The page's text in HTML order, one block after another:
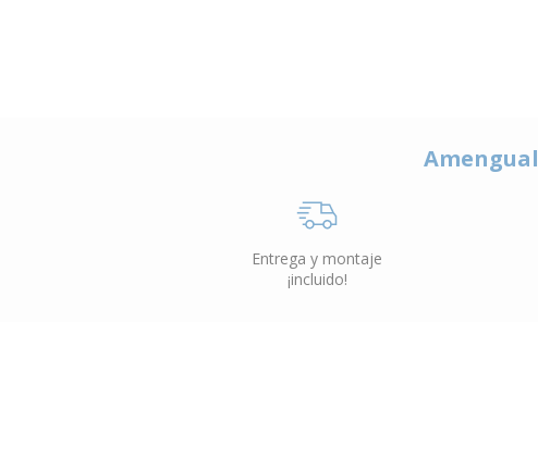
Amengual
Entrega y montaje
¡incluido!